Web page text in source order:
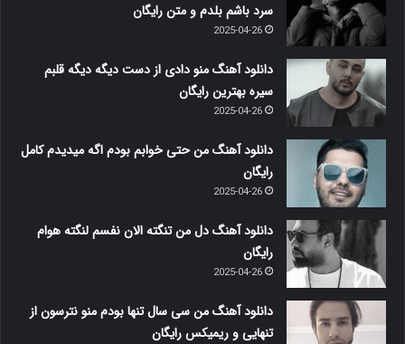
سرد باشم بلدم و متن رایگان
2025-04-26
دانلود آهنگ منو دادی از دست دیگه دیگه قلبم
سیره بهترین رایگان
2025-04-26
دانلود آهنگ من حتی خوابم بودم اگه میدیدم کامل
رایگان
2025-04-26
دانلود آهنگ دل من تنگته الان نفسم لنگته هوام
رایگان
2025-04-26
دانلود آهنگ من سی سال تنها بودم منو نترسون از
تنهایی و ریمیکس رایگان